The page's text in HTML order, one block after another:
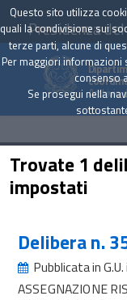
Presidenza
Archivio
Trovate 1
impostati
Delibera n.
Pubblicata in
ASSEGNAZIONE
Questo sito utilizza
quali la condivisione sui
terze parti, alcune di
Per maggiori informazioni
consenso
Se prosegui nella